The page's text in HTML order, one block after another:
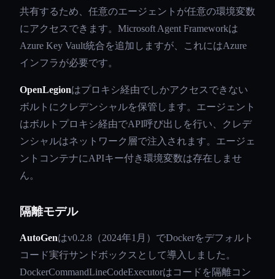
共有するため、任意のエージェントが任意の環境変数
にアクセスできます。Microsoft Agent Frameworkは
Azure Key Vault統合を追加しますが、これにはAzure
インフラが必要です。
OpenLegionはプロキシ経由でしかアクセスできない
ボルトにクレデンシャルを保管します。エージェント
はボルトプロキシ経由でAPI呼び出しを行い、クレデ
ンシャルはネットワーク層で注入されます。エージェ
ントコンテナにAPIキー付き環境変数は存在しませ
ん。
隔離モデル
AutoGenはv0.2.8（2024年1月）でDockerをデフォルト
コード実行サンドボックスとして導入しました。
DockerCommandLineCodeExecutorはコードを隔離コン